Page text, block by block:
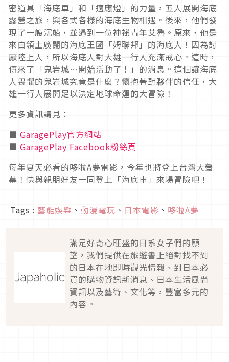
密道具「海底車」和「適應燈」的力量，五人展開海底
露營之旅，與各式各樣的海底生物相遇。後來，他們發
現了一艘沉船，並遇到一位神祕青年艾魯。原來，他是
來自領土廣闊的海底王國「姆聯邦」的海底人！因為討
厭陸上人，所以海底人對大雄一行人充滿戒心。這時，
傳來了「鬼岩城…開始活動了！」的消息。這個讓海底
人畏懼的鬼岩城究竟是什麼？懷抱著對夥伴的信任，大
雄一行人展開足以決定地球命運的大冒險！
更多資訊請見：
■ GaragePlay官方網站
■ GaragePlay Facebook粉絲頁
每年夏天必看的哆啦A夢電影，今年也將登上台灣大螢
幕！快與親朋好友一同登上「海底車」來場冒險吧！
Tags : 藝能娛樂 、 動漫電玩 、 日本電影 、 哆啦A夢
滿足好奇心旺盛的日系女子們的願
望，我們提供在旅遊書上絕對找不到
的日本在地即時觀光情報、到日本必
買的購物資訊新消息、日本生活風尚
資訊以及藝術、文化等，豐富多元的
內容。